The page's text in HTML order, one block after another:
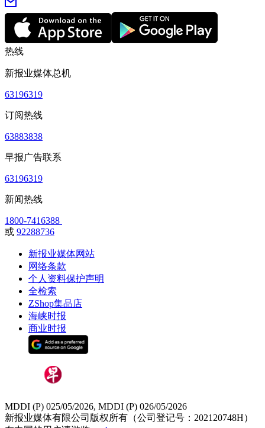
热线
新报业媒体总机
63196319
订阅热线
63883838
早报广告联系
63196319
新闻热线
1800-7416388
或 92288736
新报业媒体网站
网络条款
个人资料保护声明
全检索
ZShop集品店
海峡时报
商业时报
MDDI (P) 025/05/2026, MDDI (P) 026/05/2026
新报业媒体有限公司版权所有（公司登记号：202120748H）